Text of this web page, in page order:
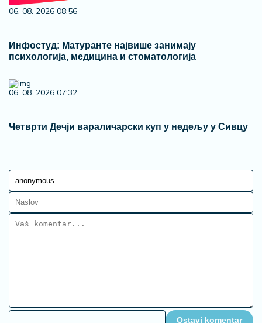
06. 08. 2026 08:56
Инфостуд: Матуранте највише занимају
психологија, медицина и стоматологија
06. 08. 2026 07:32
Четврти Дечји вараличарски куп у недељу у Сивцу
Ostavi komentar